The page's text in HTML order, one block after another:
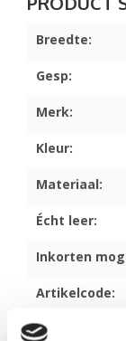
Breedte:
Gesp:
Merk:
Kleur:
Materiaal:
Écht leer:
Inkorten
Artikelcode: